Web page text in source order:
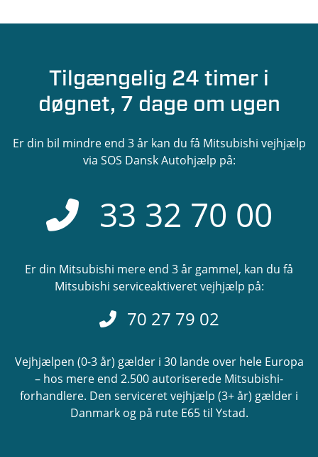
Tilgængelig 24 timer i
døgnet, 7 dage om ugen
Er din bil mindre end 3 år kan du få Mitsubishi vejhjælp
via SOS Dansk Autohjælp på:
33 32 70 00
Er din Mitsubishi mere end 3 år gammel, kan du få
Mitsubishi serviceaktiveret vejhjælp på:
70 27 79 02
Vejhjælpen (0-3 år) gælder i 30 lande over hele Europa
– hos mere end 2.500 autoriserede Mitsubishi-
forhandlere. Den serviceret vejhjælp (3+ år) gælder i
Danmark og på rute E65 til Ystad.